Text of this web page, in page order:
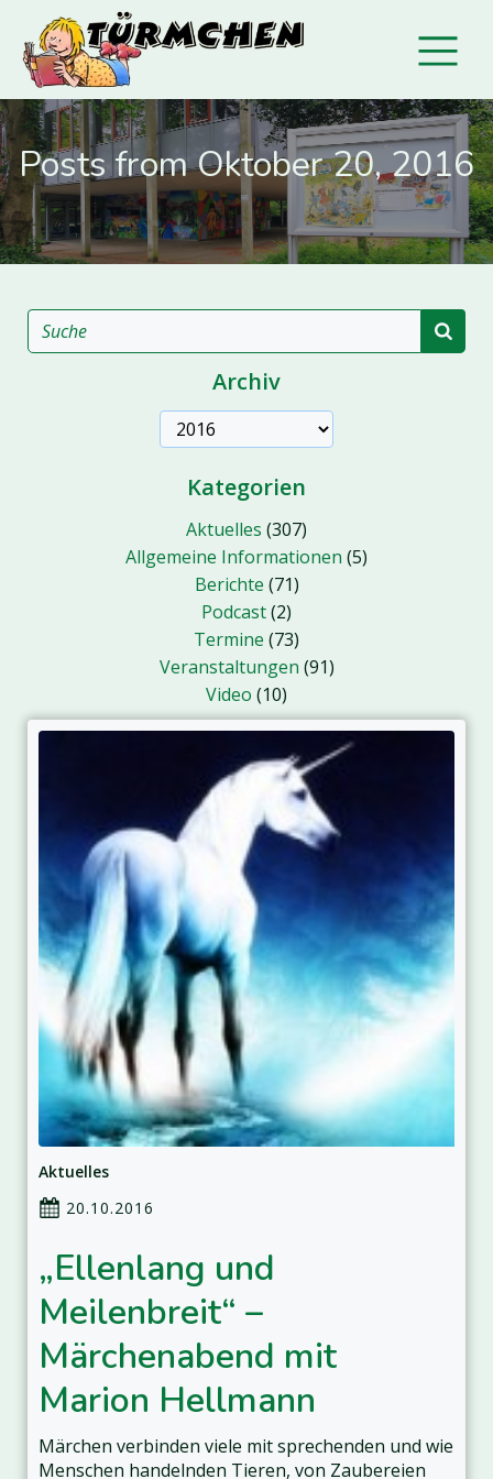
Posts from Oktober 20, 2016
Archiv
Kategorien
Aktuelles (307)
Allgemeine Informationen (5)
Berichte (71)
Podcast(2)
Termine (73)
Veranstaltungen (91)
Video (10)
Aktuelles
20.10.2016
„Ellenlang und
Meilenbreit“ –
Märchenabend mit
Marion Hellmann
Märchen verbinden viele mit sprechenden und wie
Menschen handelnden Tieren, von Zaubereien